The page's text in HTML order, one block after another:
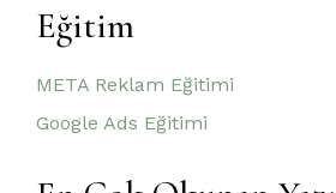
Eğitim
META Reklam Eğitimi
Google Ads Eğitimi